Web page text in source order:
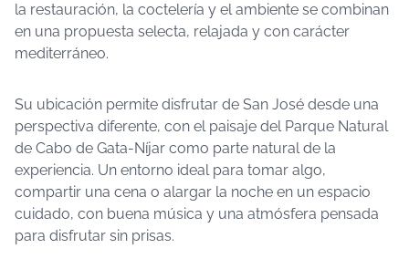
la restauración, la coctelería y el ambiente se combinan
en una propuesta selecta, relajada y con carácter
mediterráneo.
Su ubicación permite disfrutar de San José desde una
perspectiva diferente, con el paisaje del Parque Natural
de Cabo de Gata-Níjar como parte natural de la
experiencia. Un entorno ideal para tomar algo,
compartir una cena o alargar la noche en un espacio
cuidado, con buena música y una atmósfera pensada
para disfrutar sin prisas.